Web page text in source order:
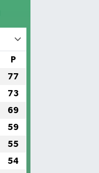
P
77
73
69
59
55
54